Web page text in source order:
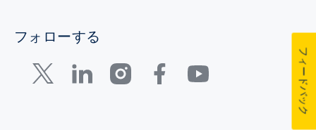
フォローする
フィードバック